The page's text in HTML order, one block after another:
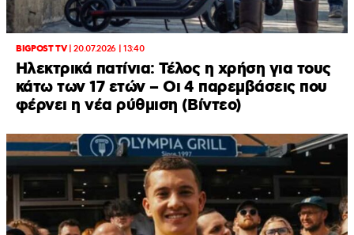
BIGPOST TV|20.07.2026 | 13:40
Ηλεκτρικά πατίνια: Τέλος η χρήση για τους
κάτω των 17 ετών – Οι 4 παρεμβάσεις που
φέρνει η νέα ρύθμιση (Βίντεο)